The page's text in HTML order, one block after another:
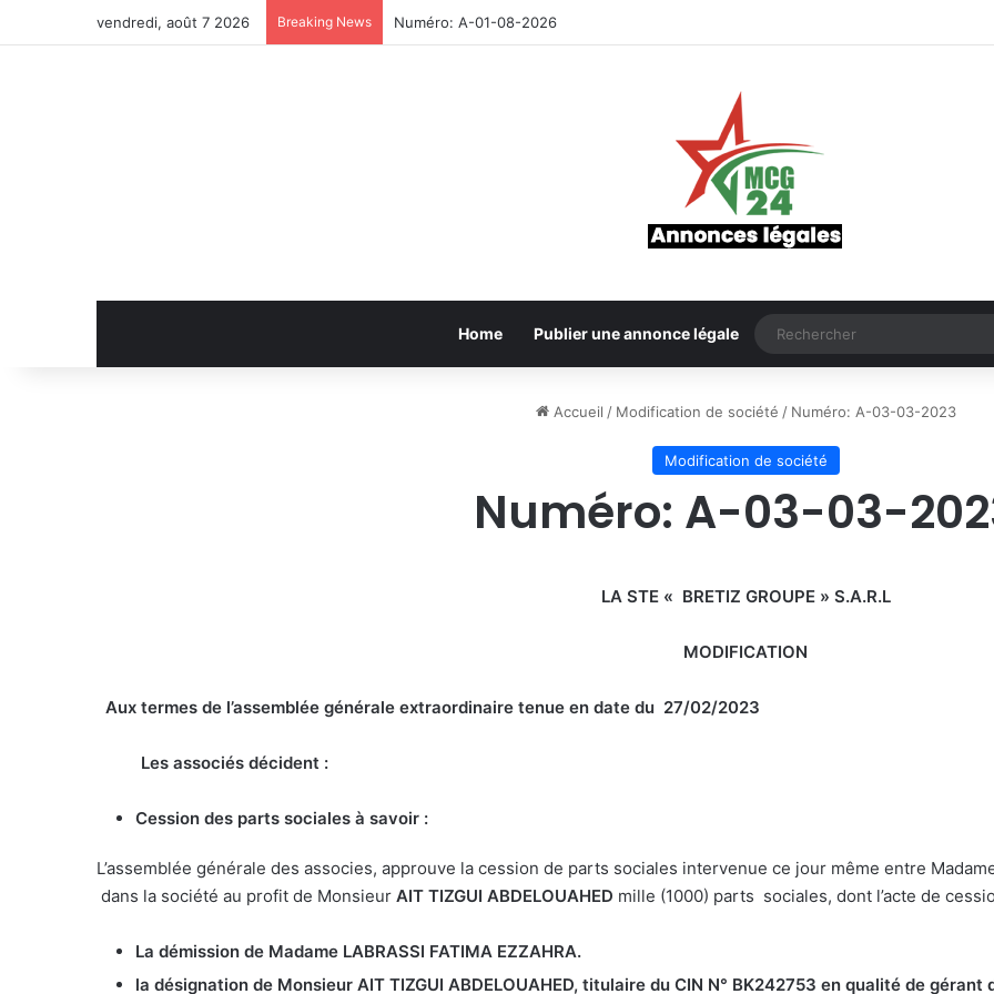
vendredi, août 7 2026 Breaking News Numéro: A-01-08-2026
Home Publier une annonce légale
Accueil / Modification de société / Numéro: A-03-03-2023
Modification de société
Numéro: A-03-03-
LA STE « BRETIZ GROUPE » S.A.R.L
MODIFICATION
Aux termes de l’assemblée générale extraordinaire tenue en date du 27/02/2023
Les associés décident :
Cession des parts sociales à savoir :
L’assemblée générale des associes, approuve la cession de parts sociales intervenue ce jour même entre
dans la société au profit de Monsieur AIT TIZGUI ABDELOUAHED mille (1000) parts sociales, dont l’acte de
La démission de Madame LABRASSI FATIMA EZZAHRA.
la désignation de Monsieur AIT TIZGUI ABDELOUAHED, titulaire du CIN N° BK242753 en qualité de gérant